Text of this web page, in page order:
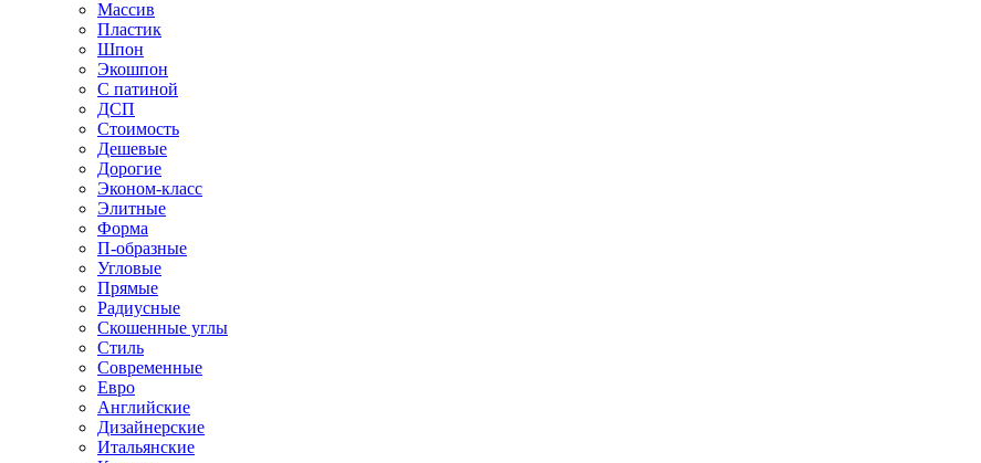
Массив
Пластик
Шпон
Экошпон
С патиной
ДСП
Стоимость
Дешевые
Дорогие
Эконом-класс
Элитные
Форма
П-образные
Угловые
Прямые
Радиусные
Скошенные углы
Стиль
Современные
Евро
Английские
Дизайнерские
Итальянские